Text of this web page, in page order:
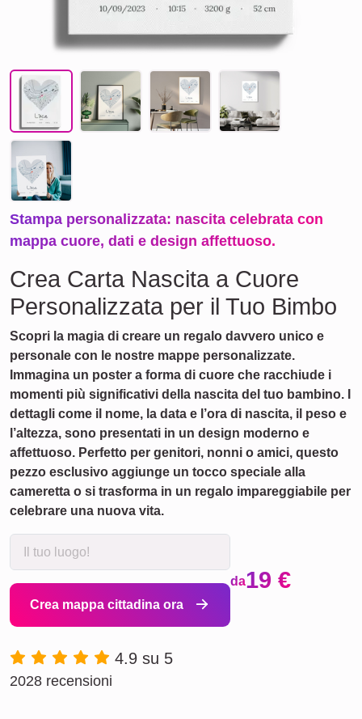
Stampa personalizzata: nascita celebrata con
mappa cuore, dati e design affettuoso.
Crea Carta Nascita a Cuore
Personalizzata per il Tuo Bimbo
Scopri la magia di creare un regalo davvero unico e
personale con le nostre mappe personalizzate.
Immagina un poster a forma di cuore che racchiude i
momenti più significativi della nascita del tuo bambino. I
dettagli come il nome, la data e l’ora di nascita, il peso e
l’altezza, sono presentati in un design moderno e
affettuoso. Perfetto per genitori, nonni o amici, questo
pezzo esclusivo aggiunge un tocco speciale alla
cameretta o si trasforma in un regalo impareggiabile per
celebrare una nuova vita.
Crea mappa cittadina ora
da19 €
4.9 su 5
2028 recensioni